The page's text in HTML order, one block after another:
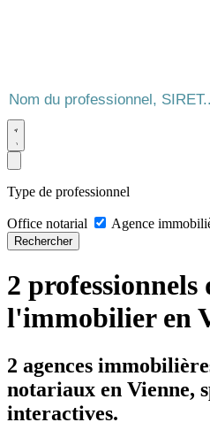
Type de professionnel
Office notarial Agence
Rechercher
2 professionnels
l'immobilier en
2 agences
notariaux en Vienne,
interactives.